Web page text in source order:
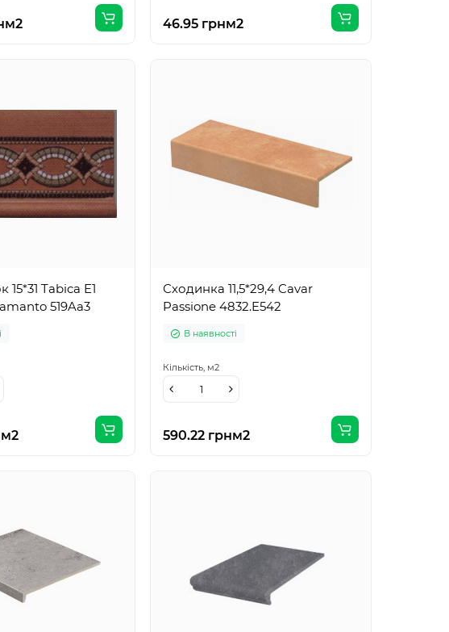
м2 46.95 грнм2
15*31 Tabica E1
519Aa3
м2
Сходинка 11,5*29,4 Cavar
Passione 4832.E542
В наявності
590.22 грнм2
Кількість, м2